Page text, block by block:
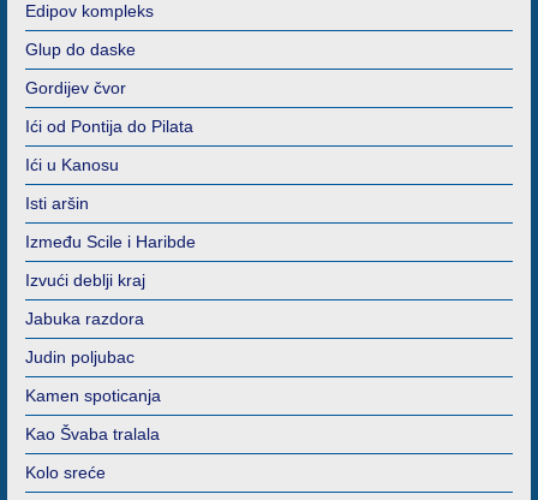
Edipov kompleks
Glup do daske
Gordijev čvor
Ići od Pontija do Pilata
Ići u Kanosu
Isti aršin
Između Scile i Haribde
Izvući deblji kraj
Jabuka razdora
Judin poljubac
Kamen spoticanja
Kao Švaba tralala
Kolo sreće